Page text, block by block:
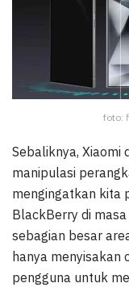
foto:
Sebaliknya, Xiaomi
manipulasi
mengingatkan kita
BlackBerry di
sebagian besar
hanya menyisakan
pengguna untuk